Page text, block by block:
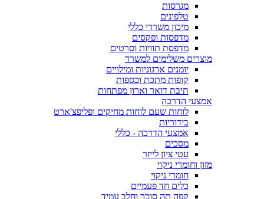
מגרסות
טלפונים
מיכון משרדי כללי
מדפסות ופקסים
מדפסת תוויות וסרטים
מוצרים משלימים למשרד
יומנים ארגוניות ומילויים
קופות מתכת וכספות
תיבת דואר וארון מפתחות
אמצעי הדרכה
לוחות שעם לוחות מחיקים ופליפצ'ארט
בידוריות
אמצעי הדרכה - כללי
מסכים
עטי ציון לייזר
מזון וחומרי ניקוי
חומרי ניקוי
כלים חד פעמיים
קפה תה סוכר וחלב עמיד